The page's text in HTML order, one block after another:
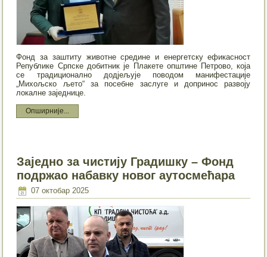
Фонд за заштиту животне средине и енергетску ефикасност
Републике Српске добитник је Плакете општине Петрово, која
се традиционално додјељује поводом манифестације
„Михољско љето“ за посебне заслуге и допринос развоју
локалне заједнице.
Опширније...
Заједно за чистију Градишку – Фонд
подржао набавку новог аутосмећара
07 октобар 2025